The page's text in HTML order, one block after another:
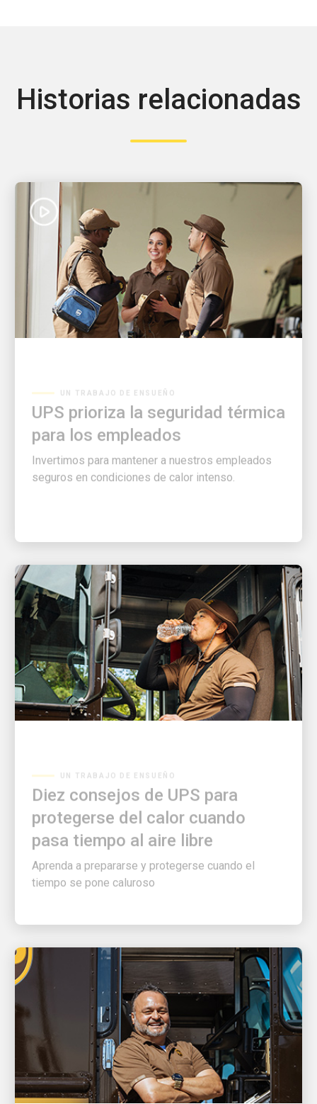
Historias relacionadas
UPS prioriza la seguridad térmica
para los empleados
Invertimos para mantener a nuestros empleados
seguros en condiciones de calor intenso.
Diez consejos de UPS para
protegerse del calor cuando
pasa tiempo al aire libre
Aprenda a prepararse y protegerse cuando el
tiempo se pone caluroso